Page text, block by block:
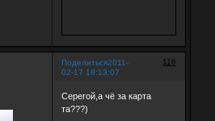
Поделиться 116
2011-
02-17 18:13:07
Серегой,а чё за карта
та???)